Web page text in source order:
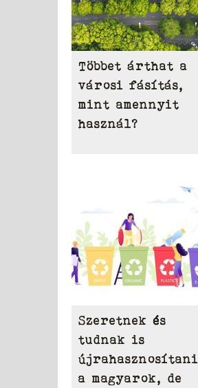
Többet árthat a
városi fásítás,
mint amennyit
használ?
Szeretnek és
tudnak is
újrahasznosítani
a magyarok, de